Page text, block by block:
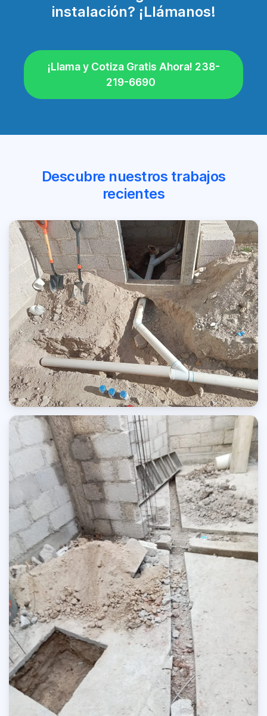
instalación? ¡Llámanos!
¡Llama y Cotiza Gratis Ahora! 238-
219-6690
Descubre nuestros trabajos
recientes